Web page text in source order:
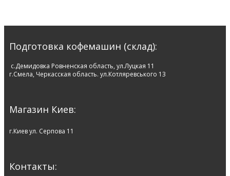
Подготовка кофемашин (склад):
c.Демидовка Ровненская область, ул.Луцкая 11
г.Смела, Черкасская область. ул.Котляревського 13
Магазин Киев​:
г.Киев ул. Серпова 11
Контакты: